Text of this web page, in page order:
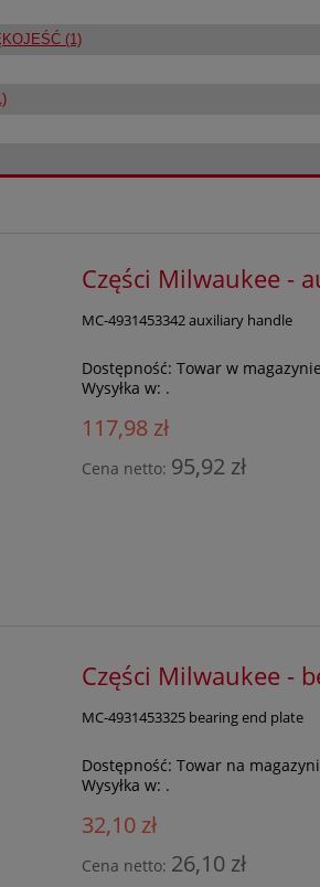
(1)
Części Milwaukee -
MC-4931453342 auxiliary handle
Dostępność: Towar w
Wysyłka w: .
117,98 zł
Cena netto: 95,92 zł
Części Milwaukee -
MC-4931453325 bearing end plate
Dostępność: Towar na
Wysyłka w: .
32,10 zł
Cena netto: 26,10 zł